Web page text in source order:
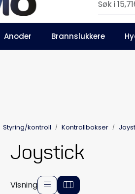
| Våre
Anoder Brannslukkere
Styring/kontroll Kontrollbokser
Joystick
Visning